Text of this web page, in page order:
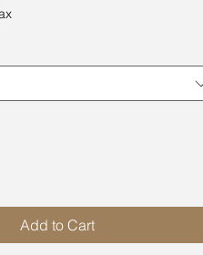
Add to Cart